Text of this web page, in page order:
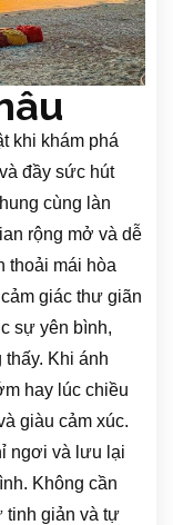
khi khám phá
đầy sức hút
cùng làn
rộng mở và dễ
thoải mái hòa
giác thư giãn
sự yên bình,
Khi ánh
hay lúc chiều
giàu cảm xúc.
ngơi và lưu lại
Không cần
tinh giản và tự